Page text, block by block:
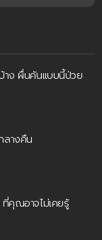
าง ผื่นคันแบบนี้ป่วย
ลางคืน
คุณอาจไม่เคยรู้